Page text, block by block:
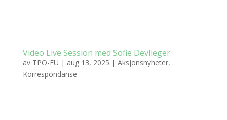
Video Live Session med Sofie Devlieger
av TPO-EU | aug 13, 2025 | Aksjonsnyheter,
Korrespondanse